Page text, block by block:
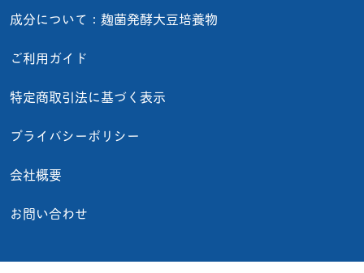
成分について：麹菌発酵大豆培養物
ご利用ガイド
特定商取引法に基づく表示
プライバシーポリシー
会社概要
お問い合わせ